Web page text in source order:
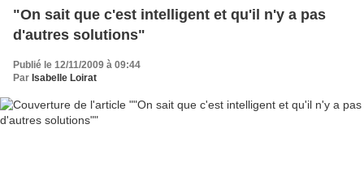
"On sait que c'est intelligent et qu'il n'y a pas
d'autres solutions"
Publié le 12/11/2009 à 09:44
Par Isabelle Loirat